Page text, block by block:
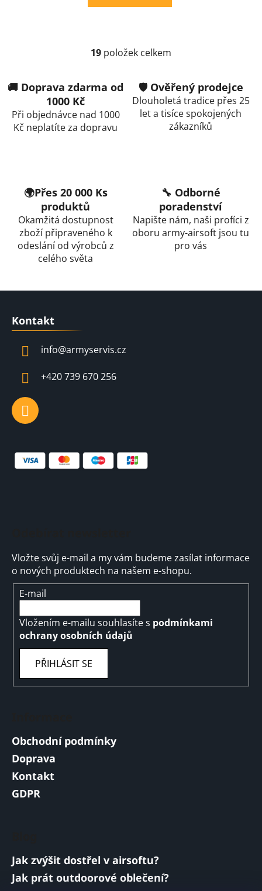
O
á
d
y
v
ý
u
19 položek celkem
🚚 Doprava zdarma od
1000 Kč
Při objednávce nad 1000
Kč neplatíte za dopravu
🛡️ Ověřený prodejce
Dlouholetá tradice přes 25
let a tisíce spokojených
zákazníků
🌍Přes 20 000 Ks
produktů
Okamžitá dostupnost
zboží připraveného k
odeslání od výrobců z
celého světa
🔧 Odborné
poradenství
Napište nám, naši profíci z
oboru army-airsoft jsou tu
pro vás
Z
Kontakt
info@armyservis.cz
+420 739 670 256
Vložte svůj e-mail a my vám budeme zasílat informace
o nových produktech na našem e-shopu.
E-mail
Vložením e-mailu souhlasíte s podmínkami
ochrany osobních údajů
PŘIHLÁSIT SE
Obchodní podmínky
Doprava
Kontakt
GDPR
Jak zvýšit dostřel v airsoftu?
Jak prát outdoorové oblečení?